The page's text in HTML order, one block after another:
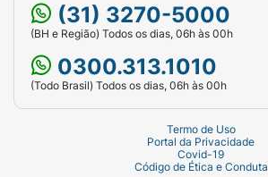
(31) 3270-5000
(BH e Região) Todos os dias, 06h às 00h
0300.313.1010
(Todo Brasil) Todos os dias, 06h às 00h
Termo de Uso
Portal da Privacidade
Covid-19
Código de Ética e Conduta